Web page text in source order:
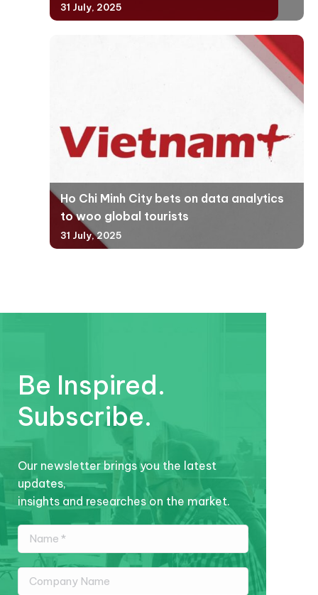
31 July, 2025
Ho Chi Minh City bets on data analytics
to woo global tourists
31 July, 2025
Be Inspired.
Subscribe.
Our newsletter brings you the latest
updates,
insights and researches on the market.